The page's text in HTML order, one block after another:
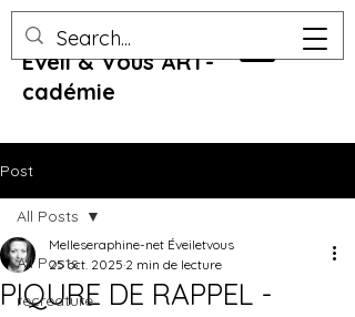
Eveil & Vous ART-
cadémie
Post
All Posts
recreature
All Posts
PIQURE DE RAPPEL -
Melleseraphine-net Éveiletvous
25 oct. 2025 2 min de lecture